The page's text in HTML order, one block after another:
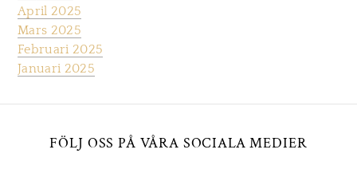
April 2025
Mars 2025
Februari 2025
Januari 2025
FÖLJ OSS PÅ VÅRA SOCIALA MEDIER